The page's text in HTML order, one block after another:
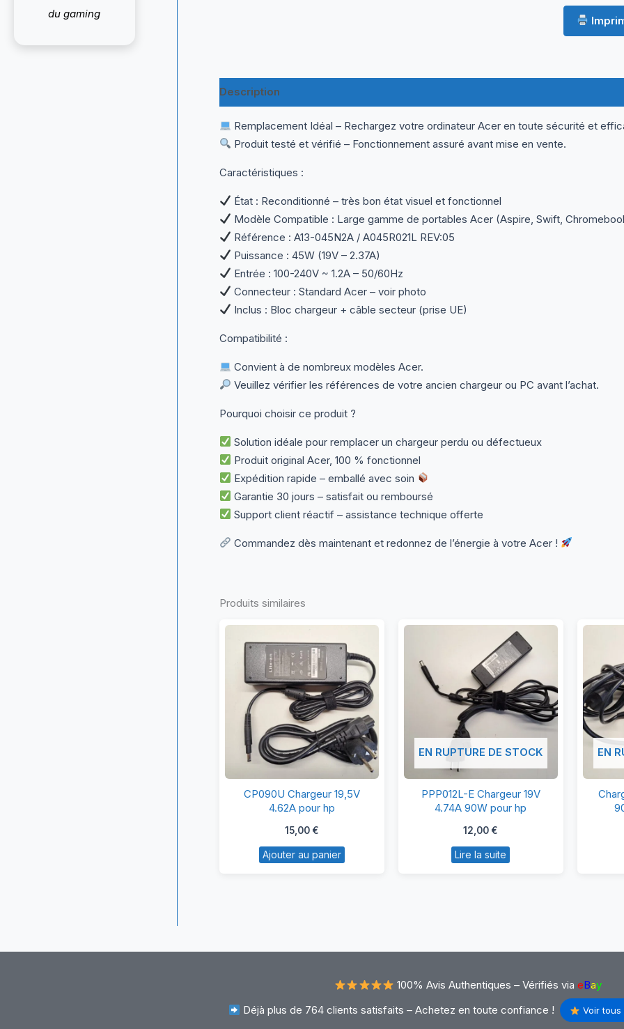
du gaming
Description
Remplacement Idéal – Rechargez votre ordinateur Acer en toute sécurité et
Produit testé et vérifié – Fonctionnement assuré avant mise en vente.
Caractéristiques :
État : Reconditionné – très bon état visuel et fonctionnel
Modèle Compatible : Large gamme de portables Acer (Aspire, Swift,
Référence : A13-045N2A / A045R021L REV:05
Puissance : 45W (19V – 2.37A)
Entrée : 100-240V ~ 1.2A – 50/60Hz
Connecteur : Standard Acer – voir photo
Inclus : Bloc chargeur + câble secteur (prise UE)
Compatibilité :
Convient à de nombreux modèles Acer.
Veuillez vérifier les références de votre ancien chargeur ou PC avant l’achat.
Pourquoi choisir ce produit ?
Solution idéale pour remplacer un chargeur perdu ou défectueux
Produit original Acer, 100 % fonctionnel
Expédition rapide – emballé avec soin
Garantie 30 jours – satisfait ou remboursé
Support client réactif – assistance technique offerte
Commandez dès maintenant et redonnez de l’énergie à votre Acer !
Produits similaires
CP090U
Chargeur
19,5V
pour
CP090U Chargeur 19,5V
4.62A pour hp
15,00 €
Ajouter au panier
PPP012L-
E
Chargeur
4.74A
EN RUPTURE DE STOCK
PPP012L-E Chargeur 19V
4.74A 90W pour hp
12,00 €
Lire la suite
EN
100% Avis Authentiques – Vérifiés via eBay
Déjà plus de 764 clients satisfaits – Achetez en toute confiance !
Voir tous